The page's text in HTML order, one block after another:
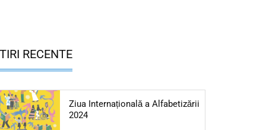
RECENTE
Ziua Internațională a Alfabetizării
2024Articol: Ziua Internațională a Alfabetizării